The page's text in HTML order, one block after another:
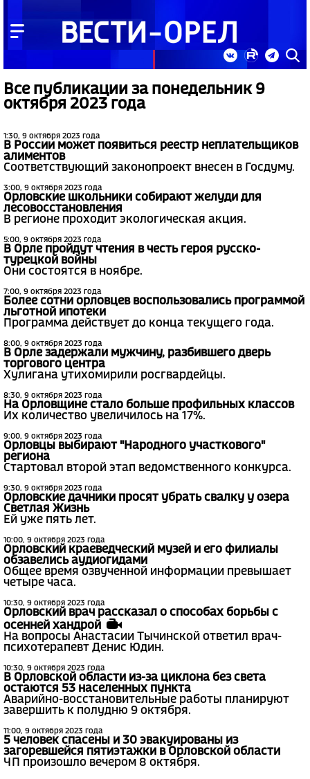
Все публикации за понедельник 9
октября 2023 года
1:30, 9 октября 2023 года
В России может появиться реестр неплательщиков
алиментов
Соответствующий законопроект внесен в Госдуму.
3:00, 9 октября 2023 года
Орловские школьники собирают желуди для
лесовосстановления
В регионе проходит экологическая акция.
5:00, 9 октября 2023 года
В Орле пройдут чтения в честь героя русско-
турецкой войны
Они состоятся в ноябре.
7:00, 9 октября 2023 года
Более сотни орловцев воспользовались программой
льготной ипотеки
Программа действует до конца текущего года.
8:00, 9 октября 2023 года
В Орле задержали мужчину, разбившего дверь
торгового центра
Хулигана утихомирили росгвардейцы.
8:30, 9 октября 2023 года
На Орловщине стало больше профильных классов
Их количество увеличилось на 17%.
9:00, 9 октября 2023 года
Орловцы выбирают "Народного участкового"
региона
Стартовал второй этап ведомственного конкурса.
9:30, 9 октября 2023 года
Орловские дачники просят убрать свалку у озера
Светлая Жизнь
Ей уже пять лет.
10:00, 9 октября 2023 года
Орловский краеведческий музей и его филиалы
обзавелись аудиогидами
Общее время озвученной информации превышает
четыре часа.
10:30, 9 октября 2023 года
Орловский врач рассказал о способах борьбы с
осенней хандрой
На вопросы Анастасии Тычинской ответил врач-
психотерапевт Денис Юдин.
10:30, 9 октября 2023 года
В Орловской области из-за циклона без света
остаются 53 населенных пункта
Аварийно-восстановительные работы планируют
завершить к полудню 9 октября.
11:00, 9 октября 2023 года
5 человек спасены и 30 эвакуированы из
загоревшейся пятиэтажки в Орловской области
ЧП произошло вечером 8 октября.